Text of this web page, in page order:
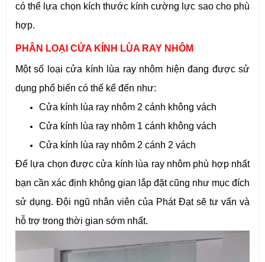
có thể lựa chọn kích thước kính cường lực sao cho phù
hợp.
PHÂN LOẠI CỬA KÍNH LÙA RAY NHÔM
Một số loại cửa kính lùa ray nhôm hiện đang được sử
dụng phổ biến có thể kể đến như:
Cửa kính lùa ray nhôm 2 cánh không vách
Cửa kính lùa ray nhôm 1 cánh không vách
Cửa kính lùa ray nhôm 2 cánh 2 vách
Để lựa chọn được cửa kính lùa ray nhôm phù hợp nhất
bạn cần xác định không gian lắp đặt cũng như mục đích
sử dụng. Đội ngũ nhân viên của Phát Đạt sẽ tư vấn và
hỗ trợ trong thời gian sớm nhất.